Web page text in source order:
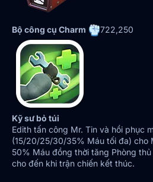
Bộ công cụ Charm 722,250
Kỹ sư bỏ túi
Edith tấn công Mr. Tin và hồi phục
(15/20/25/30/35% Máu tối đa) cho
50% Máu đồng thời tăng Phòng
cho đến khi trận chiến kết thúc.